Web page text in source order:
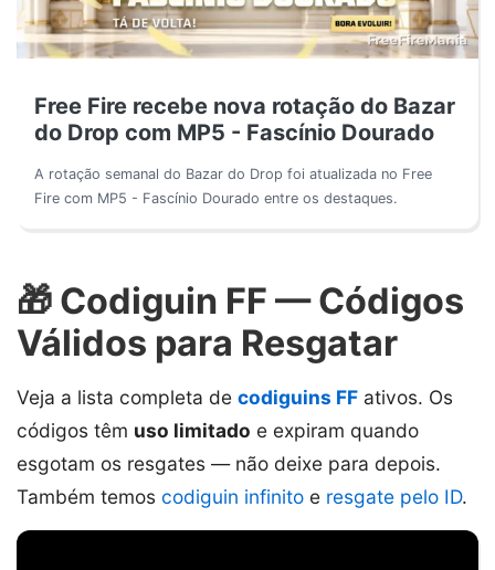
Free Fire recebe nova rotação do Bazar
do Drop com MP5 - Fascínio Dourado
A rotação semanal do Bazar do Drop foi atualizada no Free
Fire com MP5 - Fascínio Dourado entre os destaques.
🎁 Codiguin FF — Códigos
Válidos para Resgatar
Veja a lista completa de codiguins FF ativos. Os
códigos têm uso limitado e expiram quando
esgotam os resgates — não deixe para depois.
Também temos codiguin infinito e resgate pelo ID.